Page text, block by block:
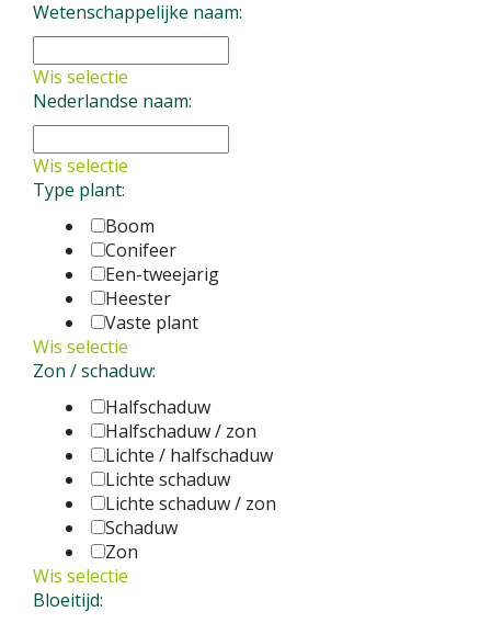
ReuzenlookAllium giganteum
Allium insubricumVaste plant
Wetenschappelijke naam:
Wis selectie
Nederlandse naam:
Wis selectie
Type plant:
Boom
Conifeer
Een-tweejarig
Heester
Vaste plant
Wis selectie
Zon / schaduw:
Halfschaduw
Halfschaduw / zon
Lichte / halfschaduw
Lichte schaduw
Lichte schaduw / zon
Schaduw
Zon
Wis selectie
Bloeitijd: